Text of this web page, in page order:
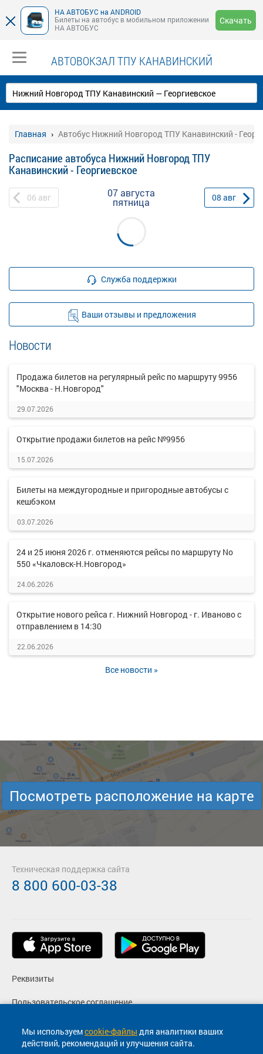
НА АВТОБУС на ANDROID
Билеты на автобус в мобильном приложении
НА АВТОБУС
Скачать
АВТОВОКЗАЛ ТПУ КАНАВИНСКИЙ
Главная Автобус Нижний Новгород ТПУ Канавинский -
Расписание автобуса Нижний Новгород ТПУ
Канавинский - Георгиевское
06 авг 07 августа
пятница 08 авг
Служба поддержки
Ваши отзывы и предложения
Новости
Продажа билетов на регулярный рейс по маршруту 9956
"Москва - Н.Новгород"
29.07.2026
Открытие продажи билетов на рейс №9956
15.07.2026
Билеты на междугородные и пригородные автобусы с
кешбэком
03.07.2026
24 и 25 июня 2026 г. отменяются рейсы по маршруту No
550 «Чкаловск-Н.Новгород»
24.06.2026
Открытие нового рейса г. Нижний Новгород - г. Иваново с
отправлением в 14:30
22.06.2026
Все новости »
Мы используемcookie-файлы для аналитики ваших
действий, рекомендаций и улучшения сайта.
Посмотреть расположение на карте
Реквизиты
Пользовательское соглашение
Политика конфиденциальности
Согласие на маркетинговые сообщения
Техническая поддержка сайта
8 800 600-03-38